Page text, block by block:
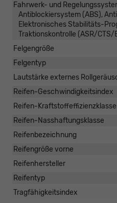
Fahrwerk- und
Antiblockiersystem (ABS),
Elektronisches Stabilitäts-
Traktionskontrolle (ASR/
Felgengröße
Felgentyp
Lautstärke externes
Reifen-Geschwindigkeitsindex
Reifen-Kraftstoffeffizienzklasse
Reifen-Nasshaftungsklasse
Reifenbezeichnung
Reifengröße vorne
Reifenhersteller
Reifentyp
Tragfähigkeitsindex